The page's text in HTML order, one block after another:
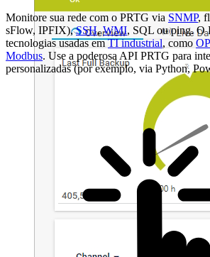
Monitore sua rede com o PRTG via SNMP,
sFlow, IPFIX),SSH,WMI, SQL ou ping. O
tecnologias usadas emTI industrial, como
Modbus. Use a poderosa API PRTG para
personalizadas (por exemplo, via Python,